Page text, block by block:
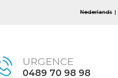
Nederlands
URGENCE
0489 70 98 98